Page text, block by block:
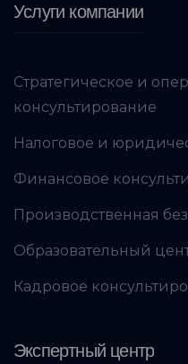
Услуги компании
Стратегическое и
консультирование
Налоговое и
Финансовое
Производственная
Образовательный
Кадровое
Экспертный центр